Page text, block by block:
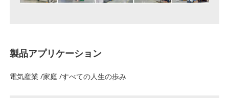
製品アプリケーション
電気産業 /家庭 /すべての人生の歩み